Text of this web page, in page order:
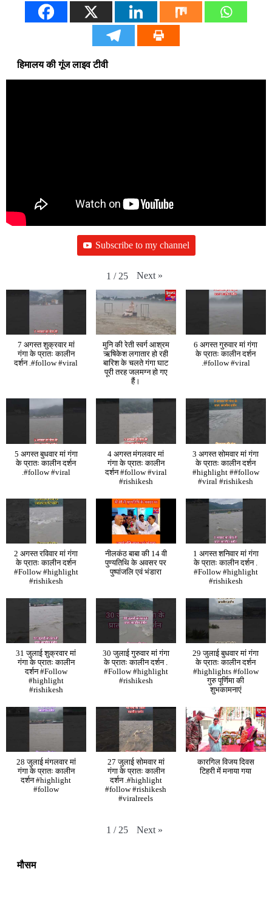
हिमालय की गूंज लाइव टीवी
Subscribe to my channel
1 / 25 Next »
7 अगस्त शुक्रवार मां
गंगा के प्रातः कालीन
दर्शन .#follow #viral
मुनि की रेती स्वर्ग आश्रम
ऋषिकेश लगातार हो रही
बारिश के चलते गंगा घाट
पूरी तरह जलमग्न हो गए
हैं।
6 अगस्त गुरुवार मां गंगा
के प्रातः कालीन दर्शन
.#follow #viral
5 अगस्त बुधवार मां गंगा
के प्रातः कालीन दर्शन
.#follow #viral
4 अगस्त मंगलवार मां
गंगा के प्रातः कालीन
दर्शन #follow #viral
#rishikesh
3 अगस्त सोमवार मां गंगा
के प्रातः कालीन दर्शन
#highlight ##follow
#viral #rishikesh
2 अगस्त रविवार मां गंगा
के प्रातः कालीन दर्शन
#Follow #highlight
#rishikesh
नीलकंठ बाबा की 14 वी
पुण्यतिथि के अवसर पर
पुष्पांजलि एवं भंडारा
1 अगस्त शनिवार मां गंगा
के प्रातः कालीन दर्शन .
#Follow #highlight
#rishikesh
31 जुलाई शुक्रवार मां
गंगा के प्रातः कालीन
दर्शन #Follow
#highlight
#rishikesh
30 जुलाई गुरुवार मां गंगा
के प्रातः कालीन दर्शन .
#Follow #highlight
#rishikesh
29 जुलाई बुधवार मां गंगा
के प्रातः कालीन दर्शन
#highlights #follow
गुरु पूर्णिमा की
शुभकामनाएं
28 जुलाई मंगलवार मां
गंगा के प्रातः कालीन
दर्शन #highlight
#follow
27 जुलाई सोमवार मां
गंगा के प्रातः कालीन
दर्शन .#highlight
#follow #rishikesh
#viralreels
कारगिल विजय दिवस
टिहरी में मनाया गया
1 / 25 Next »
मौसम